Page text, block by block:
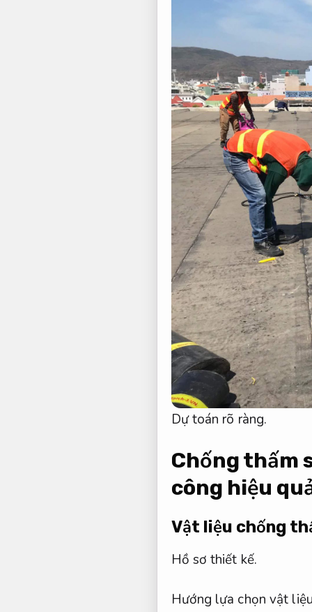
Dự toán rõ ràng.
Chống thấm
công hiệu
Vật liệu chống
Hồ sơ thiết kế.
Hướng lựa chọn vật